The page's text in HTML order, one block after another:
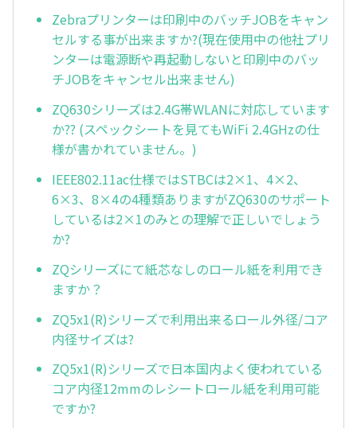
Zebraプリンターは印刷中のバッチJOBをキャン
セルする事が出来ますか?(現在使用中の他社プリ
ンターは電源断や再起動しないと印刷中のバッ
チJOBをキャンセル出来ません)
ZQ630シリーズは2.4G帯WLANに対応しています
か?? (スペックシートを見てもWiFi 2.4GHzの仕
様が書かれていません。)
IEEE802.11ac仕様ではSTBCは2×1、4×2、
6×3、8×4の4種類ありますがZQ630のサポート
しているは2×1のみとの理解で正しいでしょう
か?
ZQシリーズにて紙芯なしのロール紙を利用でき
ますか？
ZQ5x1(R)シリーズで利用出来るロール外径/コア
内径サイズは?
ZQ5x1(R)シリーズで日本国内よく使われている
コア内径12mmのレシートロール紙を利用可能
ですか?